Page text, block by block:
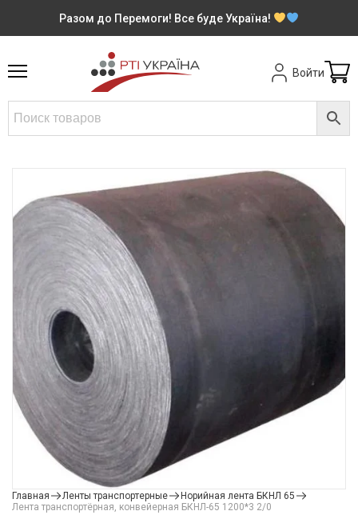
Разом до Перемоги! Все буде Україна!
Войти
Главная Ленты транспортерные
Норийная лента БКНЛ 65
Лента транспортёрная, конвейерная БКНЛ-65 1200*3 2/0